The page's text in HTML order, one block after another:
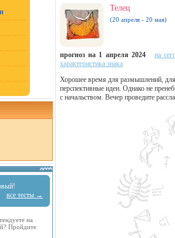
все тесты →
на
Пройдите
Телец
(20 апреля - 20 мая)
прогноз на 1 апреля 2024
на
характеристика знака
Хорошее время для размышлений,
перспективные идеи. Однако не
с начальством. Вечер проведите